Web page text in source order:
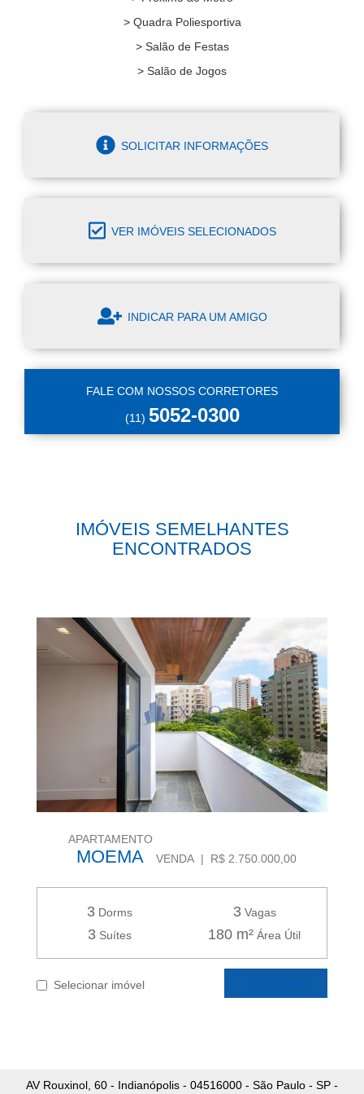
> Quadra Poliesportiva
> Salão de Festas
> Salão de Jogos
SOLICITAR INFORMAÇÕES
VER IMÓVEIS SELECIONADOS
INDICAR PARA UM AMIGO
FALE COM NOSSOS CORRETORES
(11) 5052-0300
IMÓVEIS SEMELHANTES
ENCONTRADOS
APARTAMENTO
MOEMA VENDA | R$ 2.750.000,00
3 Dorms 3Vagas
3 Suítes 180 m² Área Útil
Selecionar imóvel
AV Rouxinol, 60 - Indianópolis - 04516000 - São Paulo - SP -